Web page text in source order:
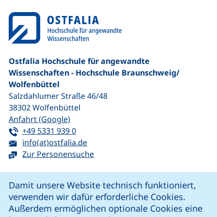
Damit unsere Website technisch funktioniert,
verwenden wir dafür erforderliche Cookies.
Außerdem ermöglichen optionale Cookies eine
Ostfalia Hochschule für angewandte
Wissenschaften - Hochschule Braunschweig/​
Wolfenbüttel
Salzdahlumer Straße 46/48
38302Wolfenbüttel
Anfahrt (Google)(externer Link, öffnet neues Fenster)
Tel:
+49 5331 939 0(startet einen Telefonanruf, wenn Ihr
E-Mail:
info(at)ostfalia.de(öffnet Ihr E-Mail-Programm)
Zur Personensuche
unsere Facebook-Seite (externer Link, öffnet neues
unsere LinkedIn-Seite (externer Link, öffnet
unsere Instagram-Seite (externer Link,
unsere YouTube-Seite (externer